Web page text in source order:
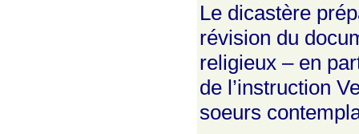
Le dicastère
révision du
religieux – en
de l’instruction
soeurs